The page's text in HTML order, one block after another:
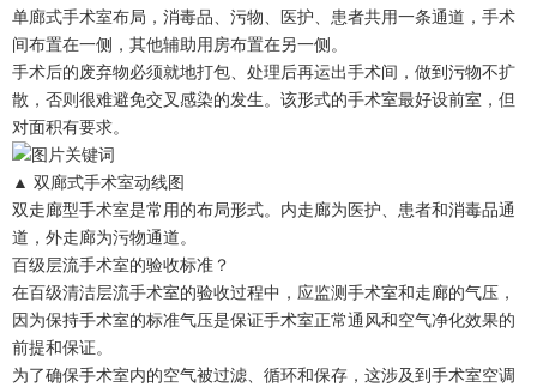
单廊式手术室布局，消毒品、污物、医护、患者共用一条通道，手术
间布置在一侧，其他辅助用房布置在另一侧。
手术后的废弃物必须就地打包、处理后再运出手术间，做到污物不扩
散，否则很难避免交叉感染的发生。该形式的手术室最好设前室，但
对面积有要求。
▲ 双廊式手术室动线图
双走廊型手术室是常用的布局形式。内走廊为医护、患者和消毒品通
道，外走廊为污物通道。
百级层流手术室的验收标准？
在百级清洁层流手术室的验收过程中，应监测手术室和走廊的气压，
因为保持手术室的标准气压是保证手术室正常通风和空气净化效果的
前提和保证。
为了确保手术室内的空气被过滤、循环和保存，这涉及到手术室空调